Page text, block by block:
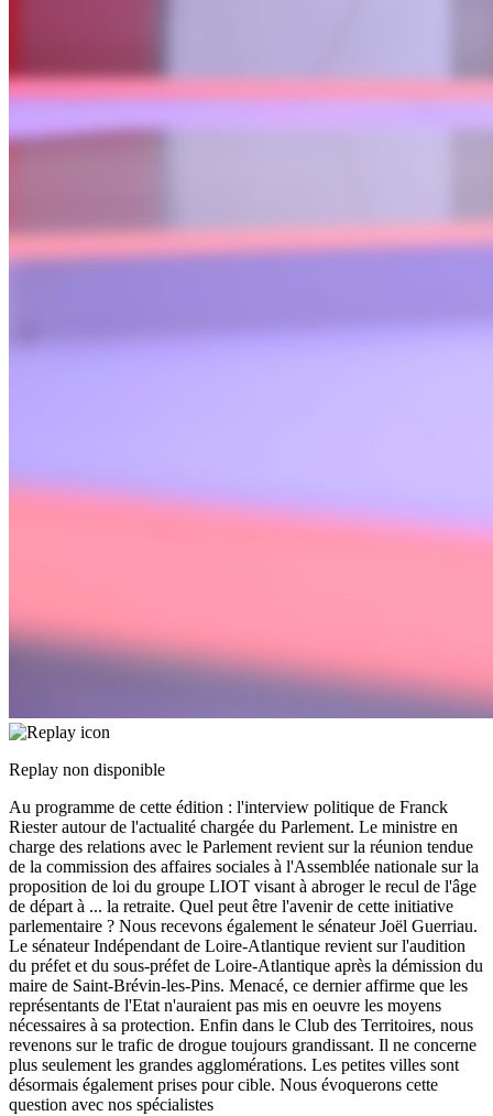
Replay non disponible
Au programme de cette édition : l'interview politique de Franck
Riester autour de l'actualité chargée du Parlement. Le ministre en
charge des relations avec le Parlement revient sur la réunion tendue
de la commission des affaires sociales à l'Assemblée nationale sur la
proposition de loi du groupe LIOT visant à abroger le recul de l'âge
de départ à ... la retraite. Quel peut être l'avenir de cette initiative
parlementaire ? Nous recevons également le sénateur Joël Guerriau.
Le sénateur Indépendant de Loire-Atlantique revient sur l'audition
du préfet et du sous-préfet de Loire-Atlantique après la démission du
maire de Saint-Brévin-les-Pins. Menacé, ce dernier affirme que les
représentants de l'Etat n'auraient pas mis en oeuvre les moyens
nécessaires à sa protection. Enfin dans le Club des Territoires, nous
revenons sur le trafic de drogue toujours grandissant. Il ne concerne
plus seulement les grandes agglomérations. Les petites villes sont
désormais également prises pour cible. Nous évoquerons cette
question avec nos spécialistes